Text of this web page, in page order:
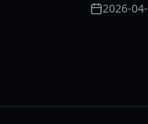
2026-